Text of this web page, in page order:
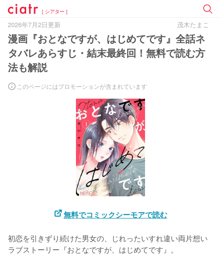
[ シアター ]
2026年7月2日更新 茂木たまこ
漫画『おとなですが、はじめてです』全話ネ
タバレあらすじ・結末最終回！無料で読む方
法も解説
このページにはプロモーションが含まれています
無料でコミックシーモアで読む
初恋を引きずり続けた男女の、じれったいすれ違い両片想い
ラブストーリー『おとなですが、はじめてです』。